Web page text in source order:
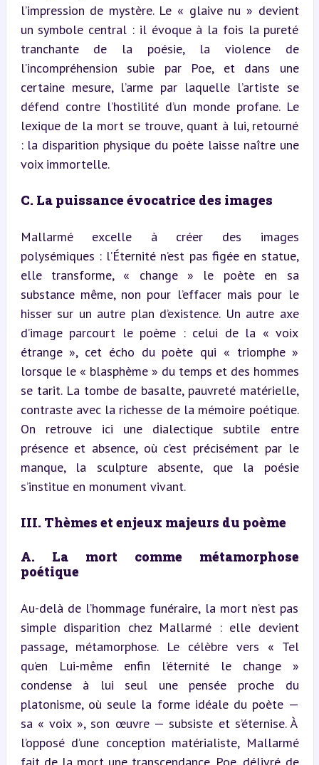
l’impression de mystère. Le « glaive nu » devient
un symbole central : il évoque à la fois la pureté
tranchante de la poésie, la violence de
l’incompréhension subie par Poe, et dans une
certaine mesure, l’arme par laquelle l’artiste se
défend contre l’hostilité d’un monde profane. Le
lexique de la mort se trouve, quant à lui, retourné
: la disparition physique du poète laisse naître une
voix immortelle.
C. La puissance évocatrice des images
Mallarmé excelle à créer des images
polysémiques : l’Éternité n’est pas figée en statue,
elle transforme, « change » le poète en sa
substance même, non pour l’effacer mais pour le
hisser sur un autre plan d’existence. Un autre axe
d’image parcourt le poème : celui de la « voix
étrange », cet écho du poète qui « triomphe »
lorsque le « blasphème » du temps et des hommes
se tarit. La tombe de basalte, pauvreté matérielle,
contraste avec la richesse de la mémoire poétique.
On retrouve ici une dialectique subtile entre
présence et absence, où c’est précisément par le
manque, la sculpture absente, que la poésie
s’institue en monument vivant.
III. Thèmes et enjeux majeurs du poème
A. La mort comme métamorphose
poétique
Au-delà de l’hommage funéraire, la mort n’est pas
simple disparition chez Mallarmé : elle devient
passage, métamorphose. Le célèbre vers « Tel
qu’en Lui-même enfin l’éternité le change »
condense à lui seul une pensée proche du
platonisme, où seule la forme idéale du poète —
sa « voix », son œuvre — subsiste et s’éternise. À
l’opposé d’une conception matérialiste, Mallarmé